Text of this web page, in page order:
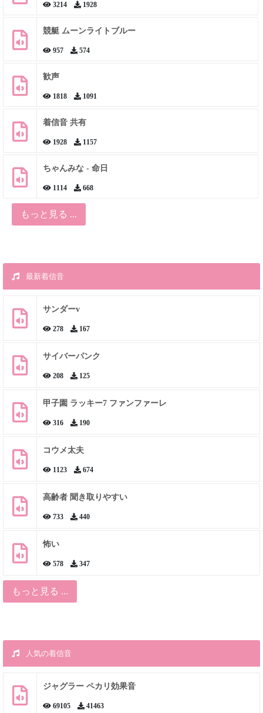
3214 1928
競艇 ムーンライトブルー
957 574
歓声
1818 1091
着信音 共有
1928 1157
ちゃんみな - 命日
1114 668
もっと見る ...
最新着信音
サンダーv
278 167
サイバーパンク
208 125
甲子園 ラッキー7 ファンファーレ
316 190
コウメ太夫
1123 674
高齢者 聞き取りやすい
733 440
怖い
578 347
もっと見る ...
人気の着信音
ジャグラー ペカリ効果音
69105 41463